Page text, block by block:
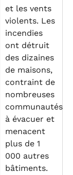
et les vents
violents. Les
incendies
ont détruit
des dizaines
de maisons,
contraint de
nombreuses
communautés
à évacuer et
menacent
plus de 1
000 autres
bâtiments.